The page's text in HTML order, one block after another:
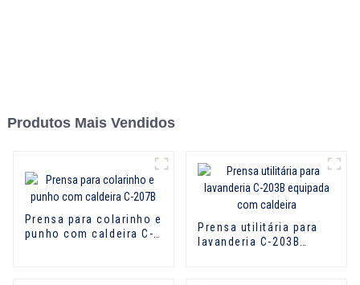
Produtos Mais Vendidos
Prensa para colarinho e
punho com caldeira C-
Prensa utilitária para
lavanderia C-203B